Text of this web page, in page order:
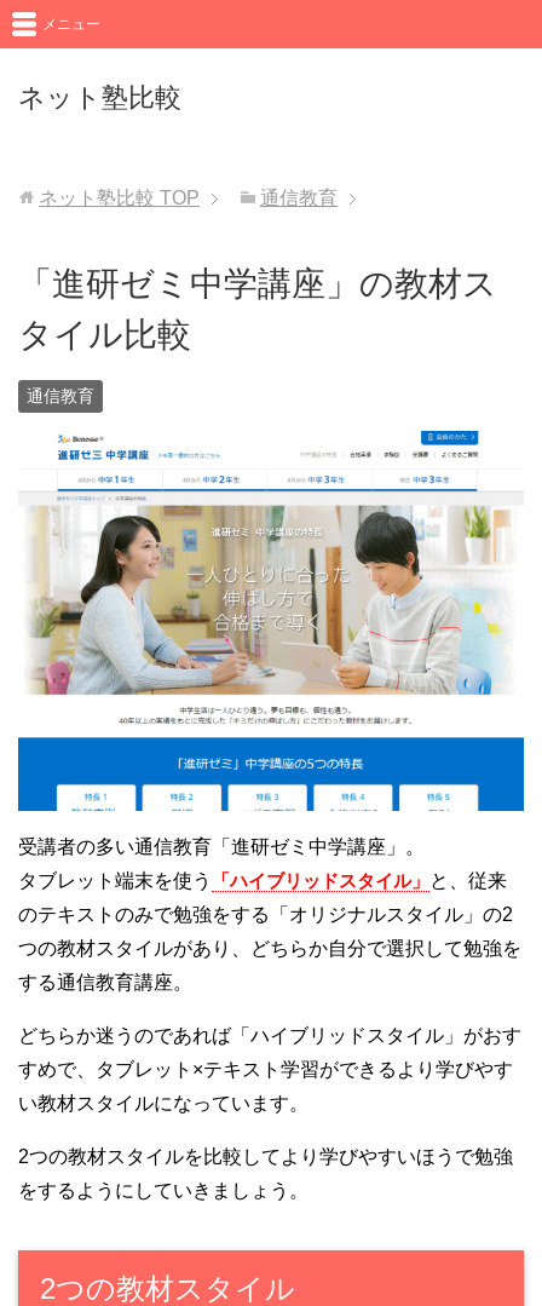
ネット塾比較
メニュー
ネット塾比較 TOP 通信教育
「進研ゼミ中学講座」の教材ス
タイル比較
通信教育
受講者の多い通信教育「進研ゼミ中学講座」。
タブレット端末を使う
「ハイブリッドスタイル」 と、従来
のテキストのみで勉強をする「オリジナルスタイル」の2
つの教材スタイルがあり、どちらか自分で選択して勉強を
する通信教育講座。
どちらか迷うのであれば「ハイブリッドスタイル」がおす
すめで、タブレット×テキスト学習ができるより学びやす
い教材スタイルになっています。
2つの教材スタイルを比較してより学びやすいほうで勉強
をするようにしていきましょう。
2つの教材スタイル